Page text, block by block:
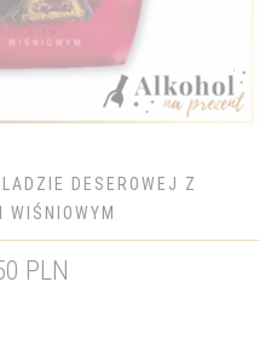
DESEROWEJ Z
WIŚNIOWYM
PLN